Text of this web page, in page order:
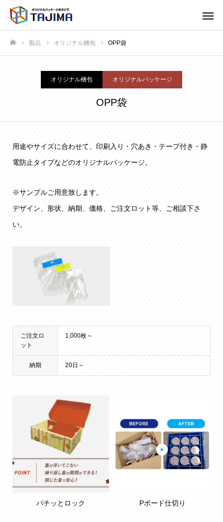
製品 オリジナル梱包 OPP袋
オリジナル梱包 オリジナルパッケージ
OPP袋
用途やサイズに合わせて、印刷入り・穴あき・テープ付き・静
電防止タイプなどのオリジナルパッケージ。
※サンプルご用意致します。
デザイン、形状、納期、価格、ご注文ロット等、ご相談下さ
い。
ご注文ロ
ット
1,000枚～
納期 20日～
パチッとロック Pボード仕切り